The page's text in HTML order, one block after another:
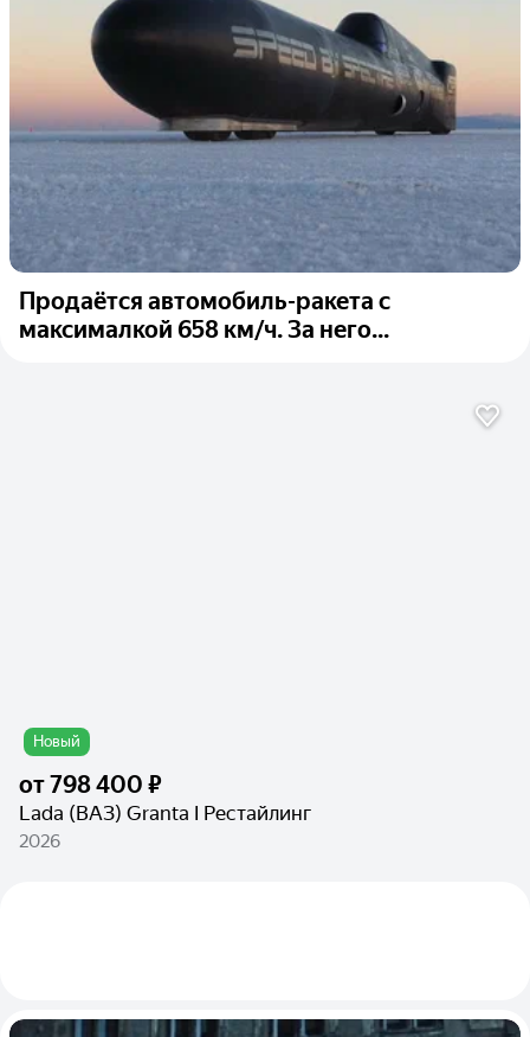
Продаётся автомобиль-ракета с
максималкой 658 км/ч. За него...
Новый
от798 400 ₽
Lada (ВАЗ) Granta I Рестайлинг
2026